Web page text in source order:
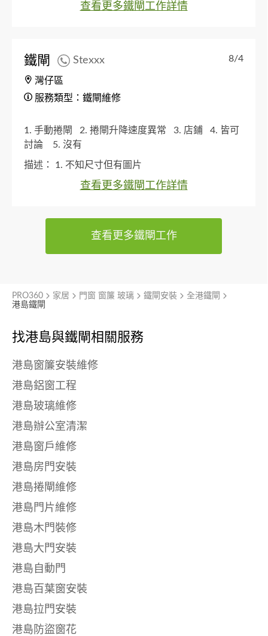
查看更多鐵閘工作詳情
鐵閘 Stexxx
灣仔區
服務類型：鐵閘維修
8/4
1. 手動捲閘 2. 捲閘升降速度異常 3. 店鋪
4. 皆可
討論
5. 沒有
描述： 1. 不知尺寸但有圖片
查看更多鐵閘工作詳情
查看更多鐵閘工作
找港島與鐵閘相關服務
港島窗簾安裝維修
港島鋁窗工程
港島玻璃維修
港島辦公室清潔
港島窗戶維修
港島房門安裝
港島捲閘維修
港島門片維修
港島木門裝修
港島大門安裝
港島自動門
港島百葉窗安裝
港島拉門安裝
港島防盜窗花
PRO360 家居 門窗 窗簾 玻璃 鐵閘安裝
全港鐵閘
港島鐵閘